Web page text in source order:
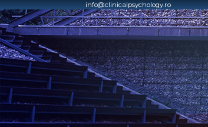
Skip
to
content
info@clinicalpsychology.ro